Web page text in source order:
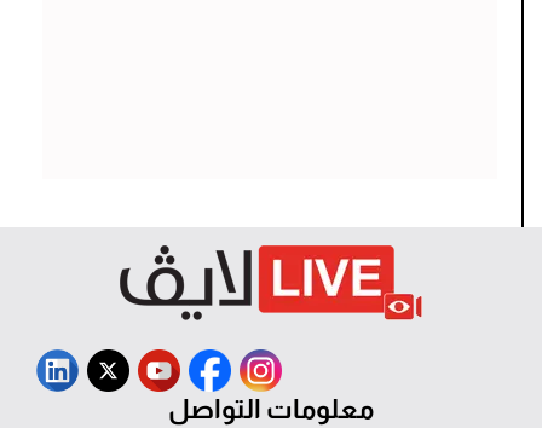
معلومات التواصل